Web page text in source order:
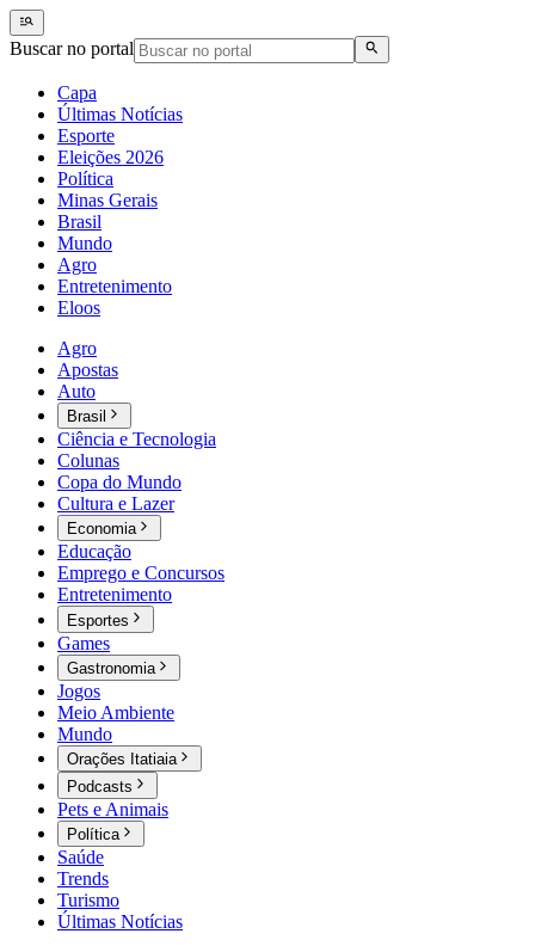
Buscar no portal
Capa
Últimas Notícias
Esporte
Eleições 2026
Política
Minas Gerais
Brasil
Mundo
Agro
Entretenimento
Eloos
Agro
Apostas
Auto
Brasil
Ciência e Tecnologia
Colunas
Copa do Mundo
Cultura e Lazer
Economia
Educação
Emprego e Concursos
Entretenimento
Esportes
Games
Gastronomia
Jogos
Meio Ambiente
Mundo
Orações Itatiaia
Podcasts
Pets e Animais
Política
Saúde
Trends
Turismo
Últimas Notícias